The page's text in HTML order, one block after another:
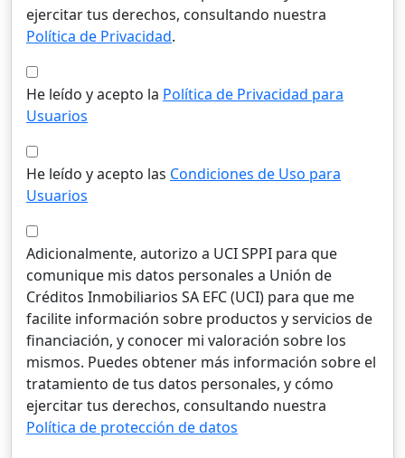
ejercitar tus derechos, consultando nuestra
Política de Privacidad.
He leído y acepto la Política de Privacidad para
Usuarios
He leído y acepto las Condiciones de Uso para
Usuarios
Adicionalmente, autorizo a UCI SPPI para que
comunique mis datos personales a Unión de
Créditos Inmobiliarios SA EFC (UCI) para que me
facilite información sobre productos y servicios de
financiación, y conocer mi valoración sobre los
mismos. Puedes obtener más información sobre el
tratamiento de tus datos personales, y cómo
ejercitar tus derechos, consultando nuestra
Política de protección de datos